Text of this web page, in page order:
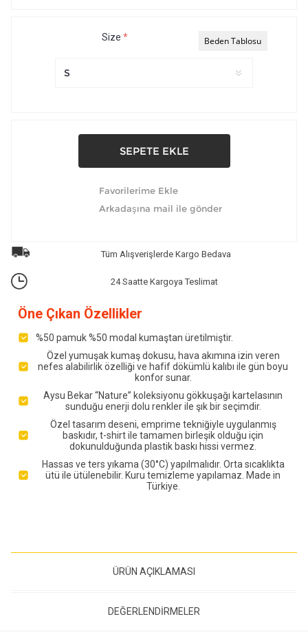
Beden Tablosu
Size *
Tüm Alışverişlerde Kargo Bedava
24 Saatte Kargoya Teslimat
Öne Çıkan Özellikler
%50 pamuk %50 modal kumaştan üretilmiştir.
Özel yumuşak kumaş dokusu, hava akımına izin veren
nefes alabilirlik özelliği ve hafif dökümlü kalıbı ile gün boyu
konfor sunar.
Aysu Bekar “Nature” koleksiyonu gökkuşağı kartelasının
sunduğu enerji dolu renkler ile şık bir seçimdir.
Özel tasarım deseni, emprime tekniğiyle uygulanmış
baskıdır, t-shirt ile tamamen birleşik olduğu için
dokunulduğunda plastik baskı hissi vermez.
Hassas ve ters yıkama (30°C) yapılmalıdır. Orta sıcaklıkta
ütü ile ütülenebilir. Kuru temizleme yapılamaz. Made in
Türkiye.
ÜRÜN AÇIKLAMASI
DEĞERLENDIRMELER